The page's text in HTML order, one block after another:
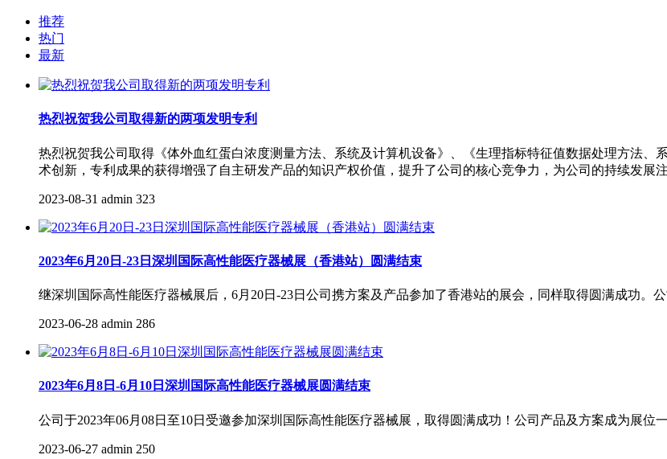
推荐
热门
最新
热烈祝贺我公司取得新的两项发明专利
热烈祝贺我公司取得《体外血红蛋白浓度测量方法、系统及计算机设备》、《生理指标特征值数据处理方法
术创新，专利成果的获得增强了自主研发产品的知识产权价值，提升了公司的核心竞争力，为公司的持续发展注
2023-08-31 admin 323
2023年6月20日-23日深圳国际高性能医疗器械展（香港站）圆满结束
继深圳国际高性能医疗器械展后，6月20日-23日公司携方案及产品参加了香港站的展会，同样取得圆满成功。
2023-06-28 admin 286
2023年6月8日-6月10日深圳国际高性能医疗器械展圆满结束
公司于2023年06月08日至10日受邀参加深圳国际高性能医疗器械展，取得圆满成功！公司产品及方案成为展位
2023-06-27 admin 250